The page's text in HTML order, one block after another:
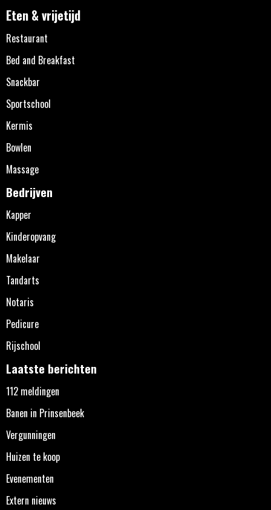
Eten & vrijetijd
Restaurant
Bed and Breakfast
Snackbar
Sportschool
Kermis
Bowlen
Massage
Bedrijven
Kapper
Kinderopvang
Makelaar
Tandarts
Notaris
Pedicure
Rijschool
Laatste berichten
112 meldingen
Banen in Prinsenbeek
Vergunningen
Huizen te koop
Evenementen
Extern nieuws